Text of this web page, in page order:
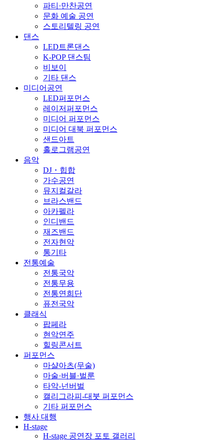
파티·만찬공연
문화 예술 공연
스토리텔링 공연
댄스
LED트론댄스
K-POP 댄스팀
비보이
기타 댄스
미디어공연
LED퍼포먼스
레이저퍼포먼스
미디어 퍼포먼스
미디어 대북 퍼포먼스
샌드아트
홀로그램공연
음악
DJ・힙합
가수공연
뮤지컬갈라
브라스밴드
아카펠라
인디밴드
재즈밴드
전자현악
통기타
전통예술
전통국악
전통무용
전통연희단
퓨전국악
클래식
팝페라
현악연주
힐링콘서트
퍼포먼스
마샬아츠(무술)
마술·버블·벌룬
타악-넌버벌
캘리그라피-대붓 퍼포먼스
기타 퍼포먼스
행사 대행
H-stage
H-stage 공연장 포토 갤러리